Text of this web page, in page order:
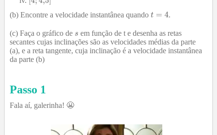
(b) Encontre a velocidade instantânea quando .
(c) Faça o gráfico de
em função de t e desenha as retas
secantes cujas inclinações são as velocidades médias da parte
(a), e a reta tangente, cuja inclinação é a velocidade instantânea
da parte (b)
Passo 1
Fala aí, galerinha! 😬